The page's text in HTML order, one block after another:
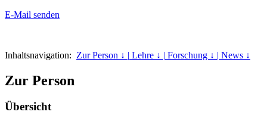
E-Mail senden
Inhaltsnavigation: Zur Person ↓ | Lehre ↓ | Forschung ↓ | News ↓
Zur Person
Übersicht